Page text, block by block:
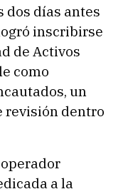
dos días antes
inscribirse
de Activos
como
un
revisión dentro
a la